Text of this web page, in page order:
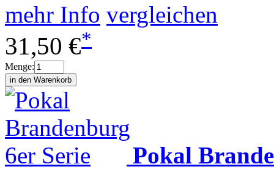
mehr Info vergleichen
31,50 €*
Menge:
Pokal